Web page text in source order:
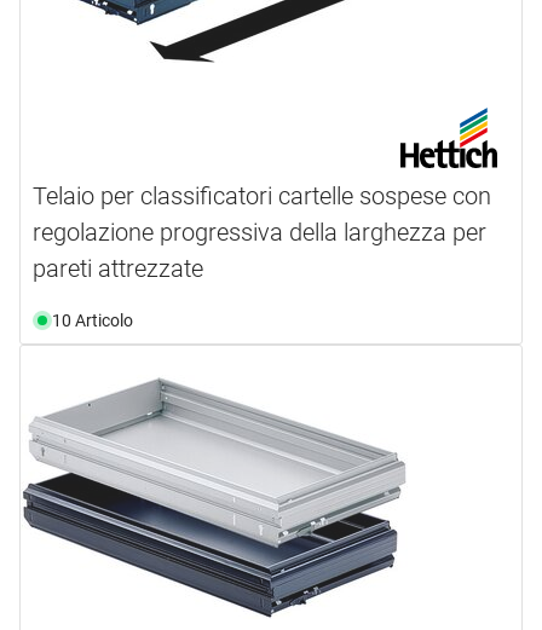
Telaio per classificatori cartelle sospese con
regolazione progressiva della larghezza per
pareti attrezzate
10 Articolo